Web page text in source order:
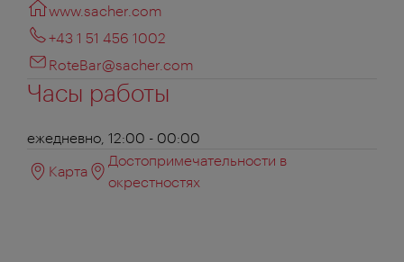
www.sacher.com
+43 1 51 456 1002
RoteBar@sacher.com
Часы работы
ежедневно, 12:00 - 00:00
Карта
Достопримечательности в
окрестностях